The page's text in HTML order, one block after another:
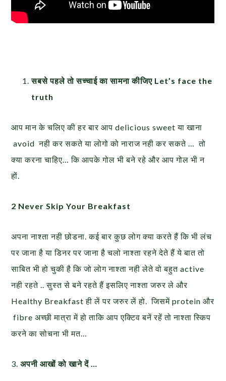
सबसे पहले तो सच्चाई का सामना कीजिए Let’s face the
truth
आप मान के चलिए की हर बार आप delicious sweet या खाना
avoid नही कर सकते या लोगो को नाराज नही कर सकते … तो
क्या करना चाहिए… कि आपके गोल भी बने रहे और आप गोल भी न
हों.
2 Never Skip Your Breakfast
अपना नाश्ता नही छोडना. कई बार कुछ लोग क्या करते हैं कि भी लंच
पर जाना है या डिनर पर जाना है चलो नाश्ता रहने देते हैं ये बात तो
साबित भी हो चुकी है कि जो लोग नाश्ता नही लेते वो बहुत active
नही रहते .. सुस्त से बने रहते हैं इसलिए नाश्ता जरुर ले और
Healthy Breakfast ही लें पर जरुर लें हो. जिसमें protein और
fibre अच्छी मात्रा में हो ताकि आप एक्टिव बनें रहें तो नाश्ता स्किप
करने का सोचना भी मत…
3.अपनी आखों को खाने दें …